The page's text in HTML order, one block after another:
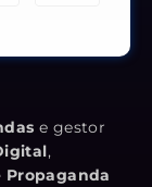
e gestor
,